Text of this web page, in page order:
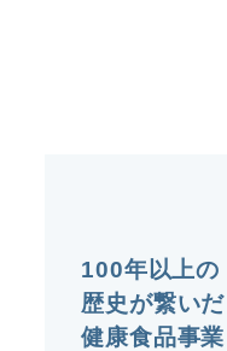
100年以上の
歴史が繋いだ
健康食品事業